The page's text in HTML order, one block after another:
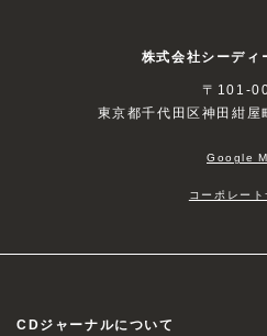
株式会社シーディ
〒101-
東京都千代田区神田紺
Google
コーポレート
CDジャーナルについて